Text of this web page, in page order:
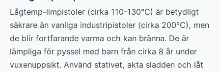
Lågtemp-limpistoler (cirka 110-130°C) är betydligt
säkrare än vanliga industripistoler (cirka 200°C), men
de blir fortfarande varma och kan bränna. De är
lämpliga för pyssel med barn från cirka 8 år under
vuxenuppsikt. Använd stativet, akta sladden och låt